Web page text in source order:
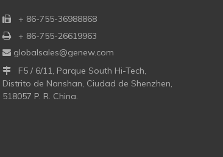
 + 86-755-36988868
 + 86-755-26619963
 globalsales@genew.com
 F5 / 6/11, Parque South Hi-Tech,
Distrito de Nanshan, Ciudad de Shenzhen,
518057 P. R. China.